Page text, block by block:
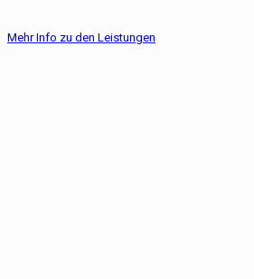
Mehr Info zu den Leistungen